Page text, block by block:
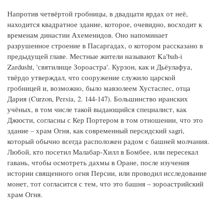
Напротив четвёртой гробницы, в двадцати ярдах от неё,
находится квадратное здание, которое, очевидно, восходит к
временам династии Ахеменидов. Оно напоминает
разрушенное строение в Пасаргадах, о котором рассказано в
предыдущей главе. Местные жители называют Ka'bah-i
Zardusht, 'святилище Зороастра'. Курзон, как и Дьёулафуа,
твёрдо утверждал, что сооружение служило царской
гробницей и, возможно, было мавзолеем Хустаспес, отца
Дария (Curzon, Persia, 2. 144-147). Большинство иранских
учёных, в том числе такой выдающийся специалист, как
Джюсти, согласны с Кер Портером в том отношении, что это
здание – храм Огня, как современный персидский sagri,
который обычно всегда расположен радом с башней молчания.
Любой, кто посетил Малабар-Хилл в Бомбее, или пересекал
гавань, чтобы осмотреть дахмы в Оране, после изучения
истории священного огня Персии, или проводил исследование
монет, тот согласится с тем, что это башня – зороастрийский
храм Огня.